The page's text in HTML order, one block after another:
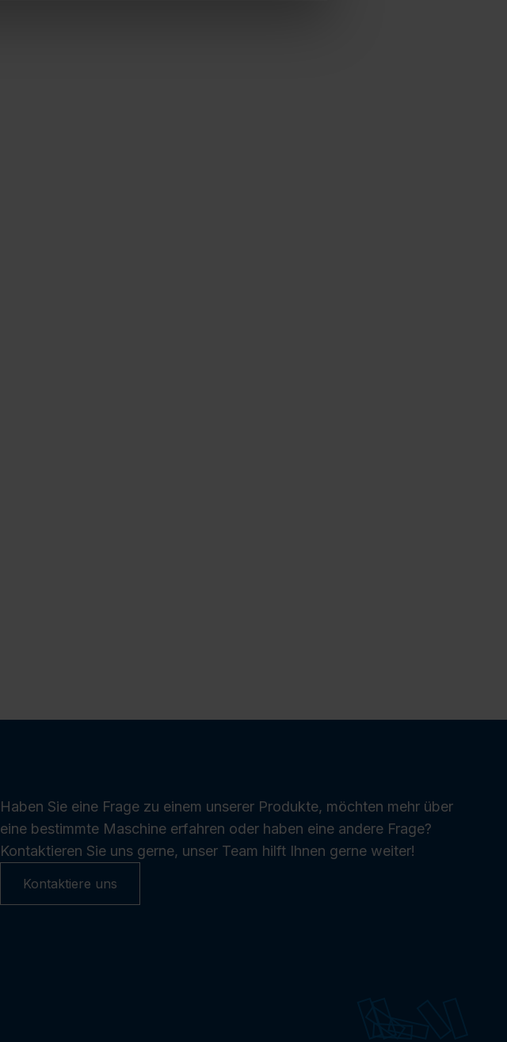
Haben Sie eine Frage zu einem unserer Produkte, möchten mehr über
eine bestimmte Maschine erfahren oder haben eine andere Frage?
Kontaktieren Sie uns gerne, unser Team hilft Ihnen gerne weiter!
Kontaktiere uns